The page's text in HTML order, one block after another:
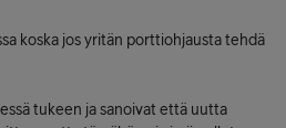
koska jos yritän porttiohjausta tehdä
tukeen ja sanoivat että uutta